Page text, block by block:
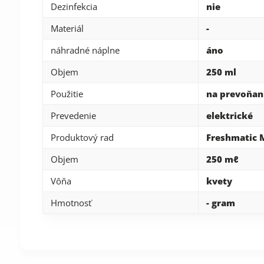
Dezinfekcia
nie
Materiál
-
náhradné náplne
áno
Objem
250 ml
Použitie
na
Prevedenie
elektrické
Produktový rad
Freshmatic
Objem
250 mℓ
Vôňa
kvety
Hmotnosť
- gram